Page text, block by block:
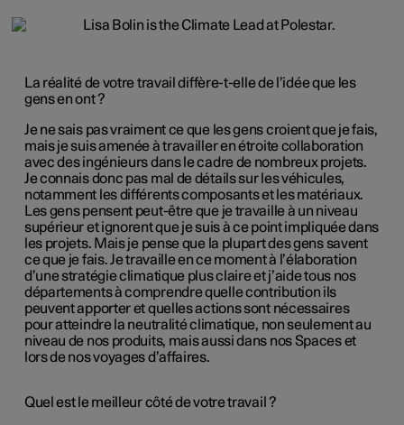
La réalité de votre travail diffère-t-elle de l’idée que les
gens en ont ?
Je ne sais pas vraiment ce que les gens croient que je fais,
mais je suis amenée à travailler en étroite collaboration
avec des ingénieurs dans le cadre de nombreux projets.
Je connais donc pas mal de détails sur les véhicules,
notamment les différents composants et les matériaux.
Les gens pensent peut-être que je travaille à un niveau
supérieur et ignorent que je suis à ce point impliquée dans
les projets. Mais je pense que la plupart des gens savent
ce que je fais. Je travaille en ce moment à l’élaboration
d’une stratégie climatique plus claire et j’aide tous nos
départements à comprendre quelle contribution ils
peuvent apporter et quelles actions sont nécessaires
pour atteindre la neutralité climatique, non seulement au
niveau de nos produits, mais aussi dans nos Spaces et
lors de nos voyages d’affaires.
Quel est le meilleur côté de votre travail ?